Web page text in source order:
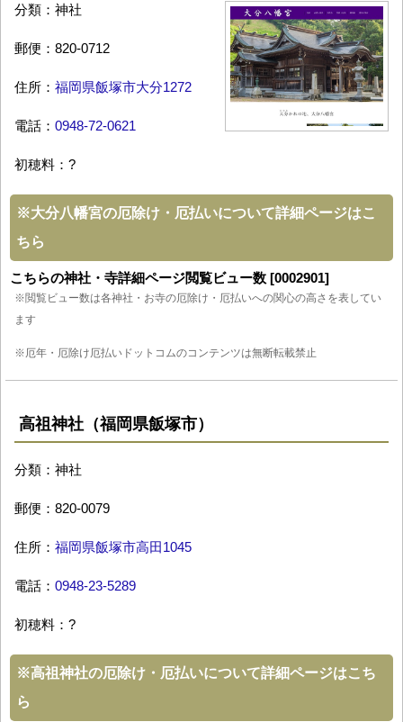
分類：神社
郵便：820-0712
住所： 福岡県飯塚市大分1272
電話： 0948-72-0621
初穂料：?
※大分八幡宮の厄除け・厄払いについて詳細ページはこ
ちら
こちらの神社・寺詳細ページ閲覧ビュー数 [0002901]
※閲覧ビュー数は各神社・お寺の厄除け・厄払いへの関心の高さを表してい
ます
※厄年・厄除け厄払いドットコムのコンテンツは無断転載禁止
高祖神社（福岡県飯塚市）
分類：神社
郵便：820-0079
住所： 福岡県飯塚市高田1045
電話： 0948-23-5289
初穂料：?
※高祖神社の厄除け・厄払いについて詳細ページはこち
ら